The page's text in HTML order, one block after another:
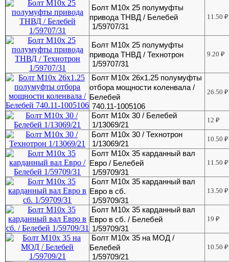
Болт М10х 25 полумуфты
привода ТНВД / Белебей
1/59707/31
11.50₽
Болт М10х 25 полумуфты
привода ТНВД / Технотрон
1/59707/31
9.20₽
Болт М10х 26х1.25 полумуфты
отбора мощности коленвала /
Белебей
740.11-1005106
26.50₽
Болт М10х 30 / Белебей
1/13069/21
12₽
Болт М10х 30 / Технотрон
1/13069/21
10.50₽
Болт М10х 35 карданный вал
Евро / Белебей
1/59709/31
11.50₽
Болт М10х 35 карданный вал
Евро в сб.
1/59709/31
13.50₽
Болт М10х 35 карданный вал
Евро в сб. / Белебей
1/59709/31
19₽
Болт М10х 35 на МОД /
Белебей
1/59709/21
10.50₽